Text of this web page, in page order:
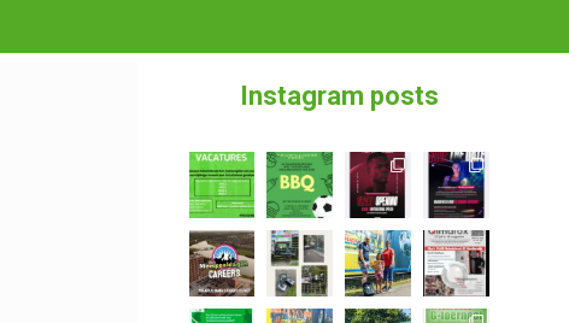
Instagram posts